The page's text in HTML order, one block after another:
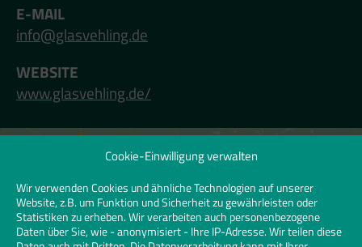
Cookie-Einwilligung verwalten
Wir verwenden Cookies und ähnliche Technologien auf unserer
Website, z.B. um Funktion und Sicherheit zu gewährleisten oder
Statistiken zu erheben. Wir verarbeiten auch personenbezogene
Daten über Sie, wie - anonymisiert - Ihre IP-Adresse. Wir teilen diese
E-MAIL
info@glasvehling.de
WEBSITE
www.glasvehling.de/
Klicken Sie hier, um Marketing-Cookies zu
akzeptieren und diesen Inhalt zu
aktivieren | Click to accept marketing
cookies and enable this content